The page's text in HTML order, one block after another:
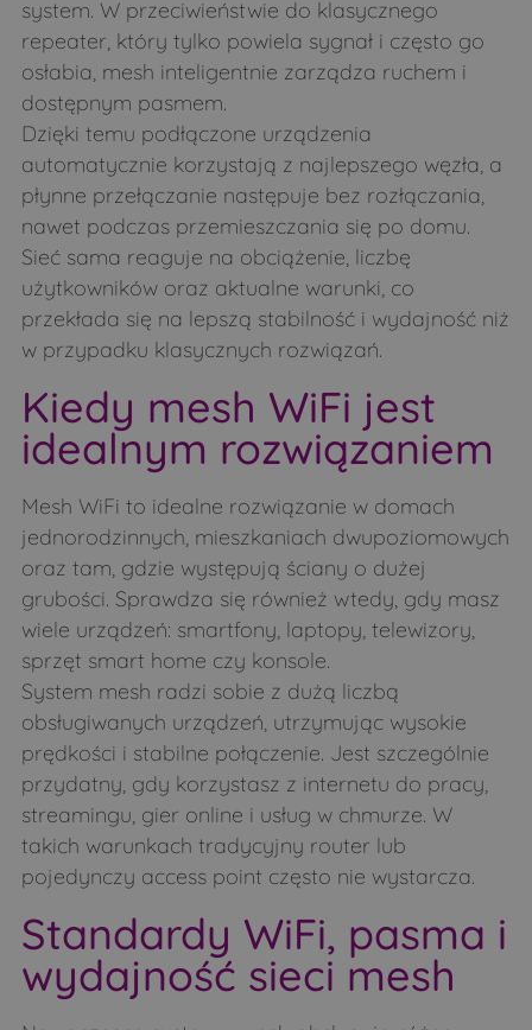
system. W przeciwieństwie do klasycznego
repeater, który tylko powiela sygnał i często go
osłabia, mesh inteligentnie zarządza ruchem i
dostępnym pasmem.
Dzięki temu podłączone urządzenia
automatycznie korzystają z najlepszego węzła, a
płynne przełączanie następuje bez rozłączania,
nawet podczas przemieszczania się po domu.
Sieć sama reaguje na obciążenie, liczbę
użytkowników oraz aktualne warunki, co
przekłada się na lepszą stabilność i wydajność niż
w przypadku klasycznych rozwiązań.
Kiedy mesh WiFi jest
idealnym rozwiązaniem
Mesh WiFi to idealne rozwiązanie w domach
jednorodzinnych, mieszkaniach dwupoziomowych
oraz tam, gdzie występują ściany o dużej
grubości. Sprawdza się również wtedy, gdy masz
wiele urządzeń: smartfony, laptopy, telewizory,
sprzęt smart home czy konsole.
System mesh radzi sobie z dużą liczbą
obsługiwanych urządzeń, utrzymując wysokie
prędkości i stabilne połączenie. Jest szczególnie
przydatny, gdy korzystasz z internetu do pracy,
streamingu, gier online i usług w chmurze. W
takich warunkach tradycyjny router lub
pojedynczy access point często nie wystarcza.
Standardy WiFi, pasma i
wydajność sieci mesh